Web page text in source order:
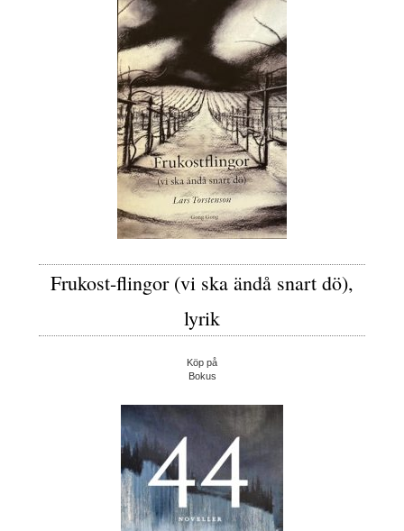
Frukost-flingor (vi ska ändå snart dö),
lyrik
Köp på
Bokus